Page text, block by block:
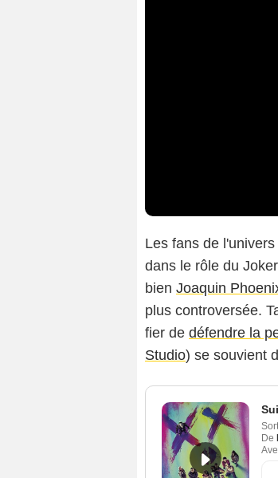
Les fans de
dans le rôle du
bien Joaquin
plus controversée.
fier de défendre la
Studio) se souvient
De